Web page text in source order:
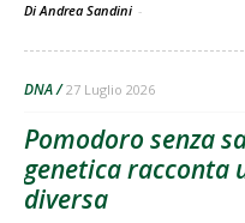
Di Andrea Sandini -
DNA 27 Luglio 2026
Pomodoro senza
genetica racconta
diversa